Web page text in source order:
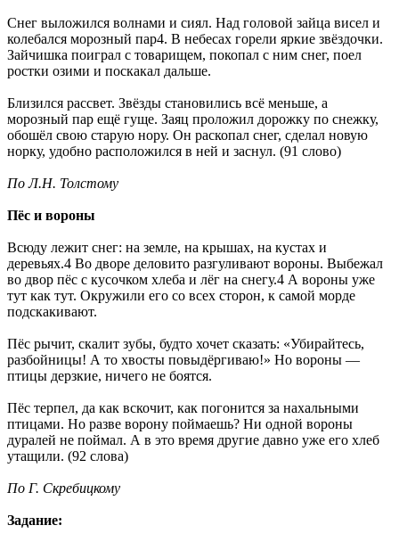
Снег выложился волнами и сиял. Над головой зайца висел и
колебался морозный пар4. В небесах горели яркие звёздочки.
Зайчишка поиграл с товарищем, покопал с ним снег, поел
ростки озими и поскакал дальше.
Близился рассвет. Звёзды становились всё меньше, а
морозный пар ещё гуще. Заяц проложил дорожку по снежку,
обошёл свою старую нору. Он раскопал снег, сделал новую
норку, удобно расположился в ней и заснул. (91 слово)
По Л.Н. Толстому
Пёс и вороны
Всюду лежит снег: на земле, на крышах, на кустах и
деревьях.4 Во дворе деловито разгуливают вороны. Выбежал
во двор пёс с кусочком хлеба и лёг на снегу.4 А вороны уже
тут как тут. Окружили его со всех сторон, к самой морде
подскакивают.
Пёс рычит, скалит зубы, будто хочет сказать: «Убирайтесь,
разбойницы! А то хвосты повыдёргиваю!» Но вороны —
птицы дерзкие, ничего не боятся.
Пёс терпел, да как вскочит, как погонится за нахальными
птицами. Но разве ворону поймаешь? Ни одной вороны
дуралей не поймал. А в это время другие давно уже его хлеб
утащили. (92 слова)
По Г. Скребицкому
Задание: